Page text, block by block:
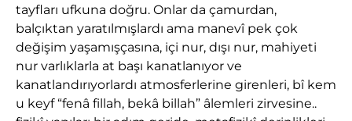
tayfları ufkuna doğru. Onlar da çamurdan,
balçıktan yaratılmışlardı ama manevî pek çok
değişim yaşamışçasına, içi nur, dışı nur, mahiyeti
nur varlıklarla at başı kanatlanıyor ve
kanatlandırıyorlardı atmosferlerine girenleri, bî kem
u keyf “fenâ fillah, bekâ billah” âlemleri zirvesine..